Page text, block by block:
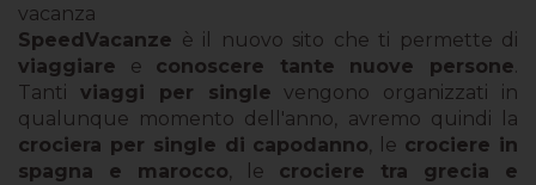
vacanza
SpeedVacanze è il nuovo sito che ti permette di
viaggiare e conoscere tante nuove persone.
Tanti viaggi per single vengono organizzati in
qualunque momento dell'anno, avremo quindi la
crociera per single di capodanno, le crociere in
spagna e marocco, le crociere tra grecia e